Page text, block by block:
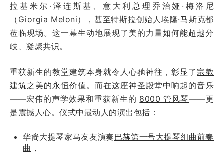
拉基米尔·泽连斯基、意大利总理乔治娅·梅洛尼
（Giorgia Meloni），甚至特斯拉创始人埃隆·马斯克都
莅临现场。这一幕生动地展现了美的力量如何能超越分
歧、凝聚共识。
重获新生的教堂建筑本身就令人心驰神往，彰显了 宗教
建筑之美的永恒价值 。而在这座神圣殿堂中响起的音乐
——宏伟的声学效果和重获新生的 8000 管风琴——更
是震撼人心。仪式中最动人的演出包括：
华裔大提琴家马友友演奏巴赫第一号大提琴组曲前奏
曲 ，